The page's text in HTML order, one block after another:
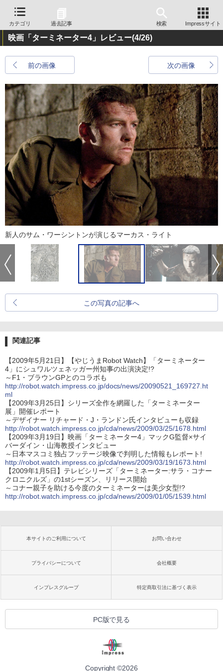
カテゴリ 過去記事 検索 Impressサイト
映画「ターミネーター4」レビュー(4/26)
前の画像 次の画像
新人のサム・ワーシントンが演じるマーカス・ライト
この写真の記事へ
関連記事
【2009年5月21日】【やじうまRobot Watch】「ターミネーター
4」にシュワルツェネッガー州知事の出演決定!?
～F1・ブラウンGPとのコラボも
http://robot.watch.impress.co.jp/docs/news/20090521_169727.ht
ml
【2009年3月25日】シリーズ全作を網羅した「ターミネーター
展」開催レポート
～デザイナー リチャード・J・ランドン氏インタビューも収録
http://robot.watch.impress.co.jp/cda/news/2009/03/25/1678.html
【2009年3月19日】映画「ターミネーター4」マックG監督×サイ
バーダイン・山海教授インタビュー
～日本マスコミ独占フッテージ映像で判明した情報もレポート!
http://robot.watch.impress.co.jp/cda/news/2009/03/19/1673.html
【2009年1月5日】テレビシリーズ「ターミネーター:サラ・コナー
クロニクルズ」の1stシーズン、リリース開始
～コナー親子を助ける今度のターミネーターは美少女型!?
http://robot.watch.impress.co.jp/cda/news/2009/01/05/1539.html
本サイトのご利用について お問い合わせ
プライバシーについて 会社概要
インプレスグループ 特定商取引法に基づく表示
PC版で見る
Copyright ©2026